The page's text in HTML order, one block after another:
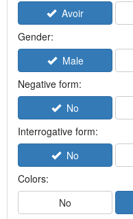
Avoir
Gender:
Male
Negative form:
No
Interrogative form:
No
Colors:
No